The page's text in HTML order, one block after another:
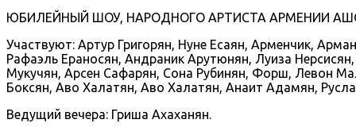
ЮБИЛЕЙНЫЙ ШОУ, НАРОДНОГО АРТИСТА АРМЕНИИ
Участвуют: Артур Григорян, Нуне Есаян, Арменчик,
Рафаэль Ераносян, Андраник Арутюнян, Луиза
Мукучян, Арсен Сафарян, Сона Рубинян, Форш, Левон
Боксян, Аво Халатян, Аво Халатян, Анаит Адамян,
Ведущий вечера: Гриша Ахаханян.